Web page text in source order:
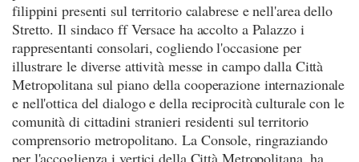
filippini presenti sul territorio calabrese e nell'area dello
Stretto. Il sindaco ff Versace ha accolto a Palazzo i
rappresentanti consolari, cogliendo l'occasione per
illustrare le diverse attività messe in campo dalla Città
Metropolitana sul piano della cooperazione internazionale
e nell'ottica del dialogo e della reciprocità culturale con le
comunità di cittadini stranieri residenti sul territorio
comprensorio metropolitano. La Console, ringraziando
per l'accoglienza i vertici della Città Metropolitana, ha